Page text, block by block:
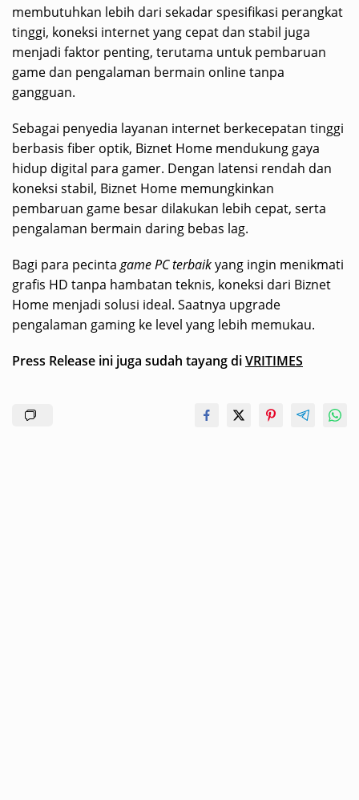
membutuhkan lebih dari sekadar spesifikasi perangkat
tinggi, koneksi internet yang cepat dan stabil juga
menjadi faktor penting, terutama untuk pembaruan
game dan pengalaman bermain online tanpa
gangguan.
Sebagai penyedia layanan internet berkecepatan tinggi
berbasis fiber optik, Biznet Home mendukung gaya
hidup digital para gamer. Dengan latensi rendah dan
koneksi stabil, Biznet Home memungkinkan
pembaruan game besar dilakukan lebih cepat, serta
pengalaman bermain daring bebas lag.
Bagi para pecinta game PC terbaikyang ingin menikmati
grafis HD tanpa hambatan teknis, koneksi dari Biznet
Home menjadi solusi ideal. Saatnya upgrade
pengalaman gaming ke level yang lebih memukau.
Press Release ini juga sudah tayang diVRITIMES